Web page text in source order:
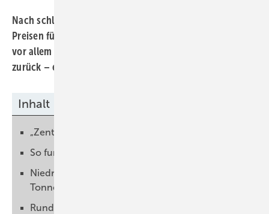
Nach schleppendem Beginn kam der ETS-1 mit höheren
Preisen für Emissionen in Fahrt. In Deutschland gingen
vor allem die Emissionen aus der Energierezeugung
zurück – ein Erfolg der Energiewende.
Inhalt
„Zentrales Klimaschutzinstrument“
So funktioniert der ETS-1
Niedrigster Preis: Unter drei Euro für eine
Tonne CO₂
Rund eine Milliarde Tonnen CO₂ emitieren die